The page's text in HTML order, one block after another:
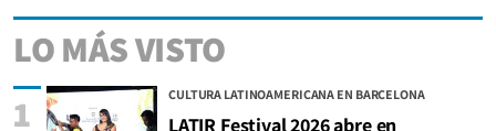
LO MÁS VISTO
CULTURA LATINOAMERICANA EN BARCELONA
LATIR Festival 2026 abre en
1